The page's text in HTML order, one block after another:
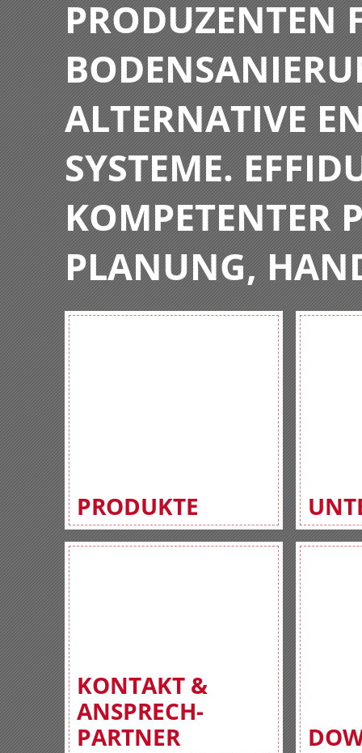
PRODUZENTEN
ALTERNATIVE
SYSTEME.
KOMPETENTER
PLANUNG,
PRODUKTE
KONTAKT &
ANSPRECH-
PARTNER